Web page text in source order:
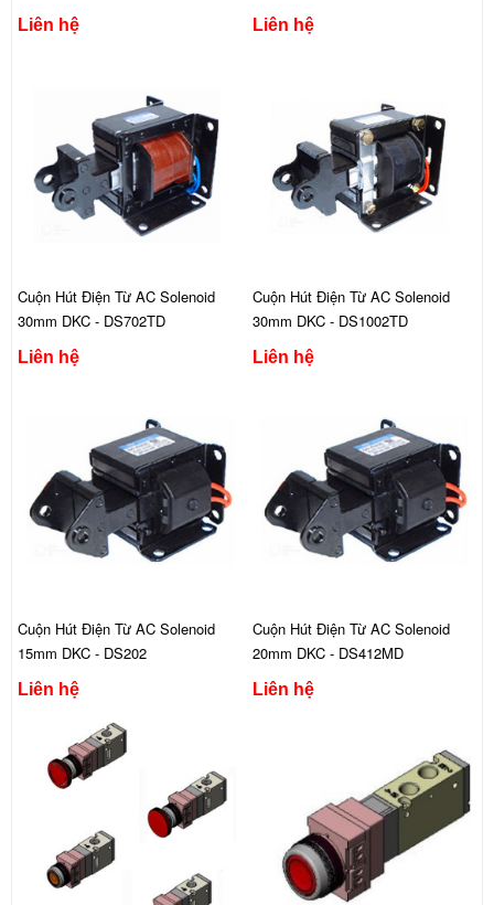
Liên hệ Liên hệ
Cuộn Hút Điện Từ AC Solenoid
30mm DKC - DS702TD
Liên hệ
Cuộn Hút Điện Từ AC Solenoid
30mm DKC - DS1002TD
Liên hệ
Cuộn Hút Điện Từ AC Solenoid
15mm DKC - DS202
Liên hệ
Cuộn Hút Điện Từ AC Solenoid
20mm DKC - DS412MD
Liên hệ